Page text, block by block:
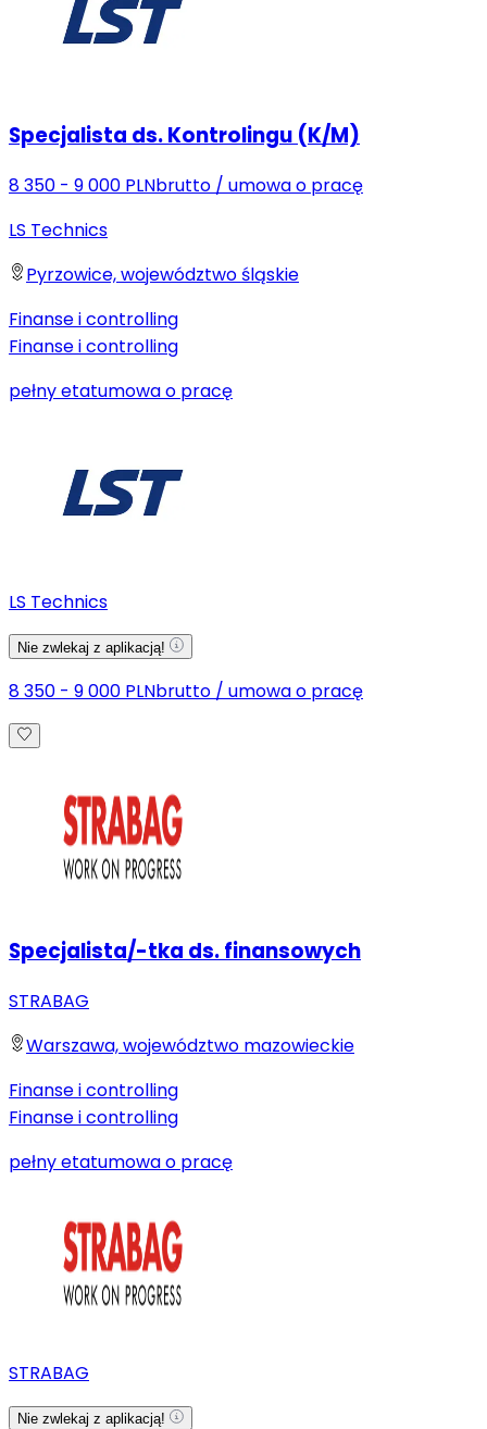
Specjalista ds. Kontrolingu (K/M)
8 350 - 9 000 PLNbrutto / umowa o pracę
LS Technics
Pyrzowice, województwo śląskie
Finanse i controlling
Finanse i controlling
pełny etatumowa o pracę
LS Technics
Nie zwlekaj z aplikacją!
8 350 - 9 000 PLNbrutto / umowa o pracę
Specjalista/-tka ds. finansowych
STRABAG
Warszawa, województwo mazowieckie
Finanse i controlling
Finanse i controlling
pełny etatumowa o pracę
STRABAG
Nie zwlekaj z aplikacją!